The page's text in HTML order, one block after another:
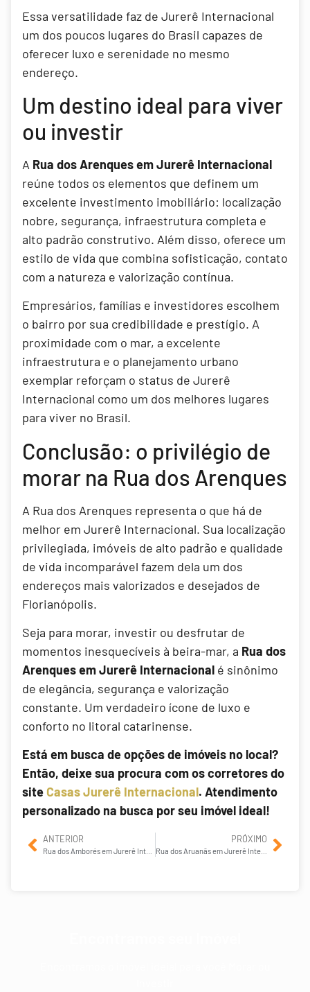
Essa versatilidade faz de Jurerê Internacional
um dos poucos lugares do Brasil capazes de
oferecer luxo e serenidade no mesmo
endereço.
Um destino ideal para viver
ou investir
A Rua dos Arenques em Jurerê Internacional
reúne todos os elementos que definem um
excelente investimento imobiliário: localização
nobre, segurança, infraestrutura completa e
alto padrão construtivo. Além disso, oferece um
estilo de vida que combina sofisticação, contato
com a natureza e valorização contínua.
Empresários, famílias e investidores escolhem
o bairro por sua credibilidade e prestígio. A
proximidade com o mar, a excelente
infraestrutura e o planejamento urbano
exemplar reforçam o status de Jurerê
Internacional como um dos melhores lugares
para viver no Brasil.
Conclusão: o privilégio de
morar na Rua dos Arenques
A Rua dos Arenques representa o que há de
melhor em Jurerê Internacional. Sua localização
privilegiada, imóveis de alto padrão e qualidade
de vida incomparável fazem dela um dos
endereços mais valorizados e desejados de
Florianópolis.
Seja para morar, investir ou desfrutar de
momentos inesquecíveis à beira-mar, a Rua dos
Arenques em Jurerê Internacional é sinônimo
de elegância, segurança e valorização
constante. Um verdadeiro ícone de luxo e
conforto no litoral catarinense.
Está em busca de opções de imóveis no local?
Então, deixe sua procura com os corretores do
siteCasas Jurerê Internacional. Atendimento
personalizado na busca por seu imóvel ideal!
ANTERIOR PRÓXIMO
Rua dos Aruanãs em Jurerê Internacional